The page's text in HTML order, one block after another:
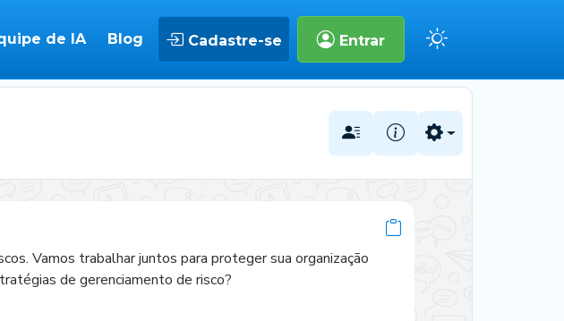
de IA Blog Cadastre-se Entrar
Vamos trabalhar juntos para proteger sua organização
de gerenciamento de risco?